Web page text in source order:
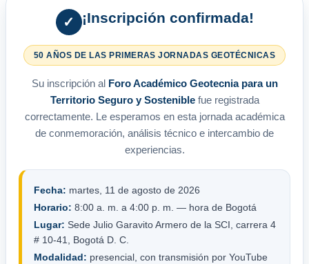
✓ ¡Inscripción confirmada!
50 AÑOS DE LAS PRIMERAS JORNADAS GEOTÉCNICAS
Su inscripción al Foro Académico Geotecnia para un
Territorio Seguro y Sosteniblefue registrada
correctamente. Le esperamos en esta jornada académica
de conmemoración, análisis técnico e intercambio de
experiencias.
Fecha: martes, 11 de agosto de 2026
Horario: 8:00 a. m. a 4:00 p. m. — hora de Bogotá
Lugar: Sede Julio Garavito Armero de la SCI, carrera 4
# 10-41, Bogotá D. C.
Modalidad: presencial, con transmisión por YouTube